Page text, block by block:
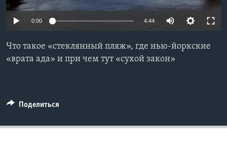
Learning English
СОЦИАЛЬНЫЕ СЕТИ
0:00 4:44
Что такое «стеклянный пляж», где нью-йоркские
«врата ада» и при чем тут «сухой закон»
Поделиться